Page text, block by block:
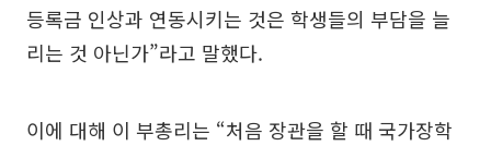
등록금 인상과 연동시키는 것은 학생들의 부담을 늘
리는 것 아닌가”라고 말했다.
이에 대해 이 부총리는 “처음 장관을 할 때 국가장학